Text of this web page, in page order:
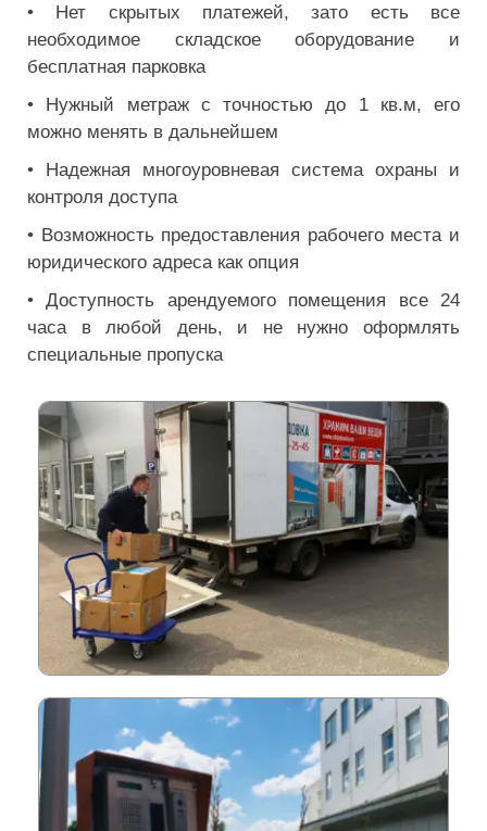
• Нет скрытых платежей, зато есть все
необходимое складское оборудование и
бесплатная парковка
• Нужный метраж с точностью до 1 кв.м, его
можно менять в дальнейшем
• Надежная многоуровневая система охраны и
контроля доступа
• Возможность предоставления рабочего места и
юридического адреса как опция
• Доступность арендуемого помещения все 24
часа в любой день, и не нужно оформлять
специальные пропуска